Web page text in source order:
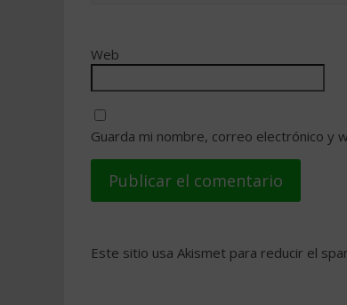
Web
Guarda mi nombre, correo electrónico y
Este sitio usa Akismet para reducir el